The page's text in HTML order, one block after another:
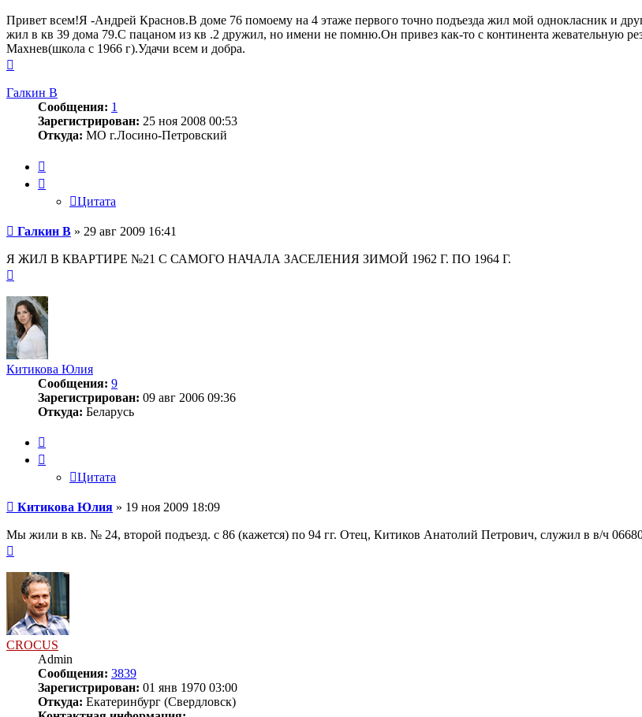
Привет всем!Я -Андрей Краснов.В доме 76 помоему на 4 этаже первого точно подъезда жил мой однокласник и
жил в кв 39 дома 79.С пацаном из кв .2 дружил, но имени не помню.Он привез как-то с континента жевательную
Махнев(школа с 1966 г).Удачи всем и добра.
началу
Галкин В
Сообщения: 1
Зарегистрирован: 25 ноя 2008 00:53
Откуда: МО г.Лосино-Петровский
Цитата
Сообщение
Галкин В » 29 авг 2009 16:41
Я ЖИЛ В КВАРТИРЕ №21 С САМОГО НАЧАЛА ЗАСЕЛЕНИЯ ЗИМОЙ 1962 Г. ПО 1964 Г.
началу
Китикова Юлия
Сообщения: 9
Зарегистрирован: 09 авг 2006 09:36
Откуда: Беларусь
Цитата
Сообщение
Китикова Юлия » 19 ноя 2009 18:09
Мы жили в кв. № 24, второй подъезд. с 86 (кажется) по 94 гг. Отец, Китиков Анатолий Петрович, служил в в/ч
началу
CROCUS
Admin
Сообщения: 3839
Зарегистрирован: 01 янв 1970 03:00
Откуда: Екатеринбург (Свердловск)